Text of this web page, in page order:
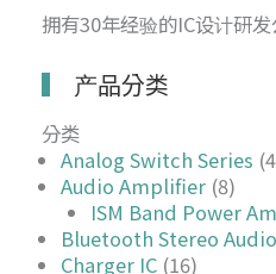
拥有30年经验的IC设计研发
产品分类
分类
Analog Switch Series
Audio Amplifier (8)
ISM Band Power
Bluetooth Stereo
Charger IC (16)